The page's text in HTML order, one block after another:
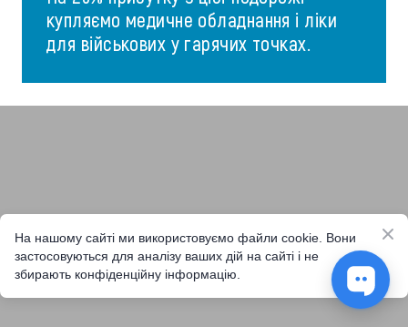
купляємо медичне обладнання і ліки
для військових у гарячих точках.
На нашому сайті ми використовуємо файли cookie. Вони
застосовуються для аналізу ваших дій на сайті і не
збирають конфіденційну інформацію.